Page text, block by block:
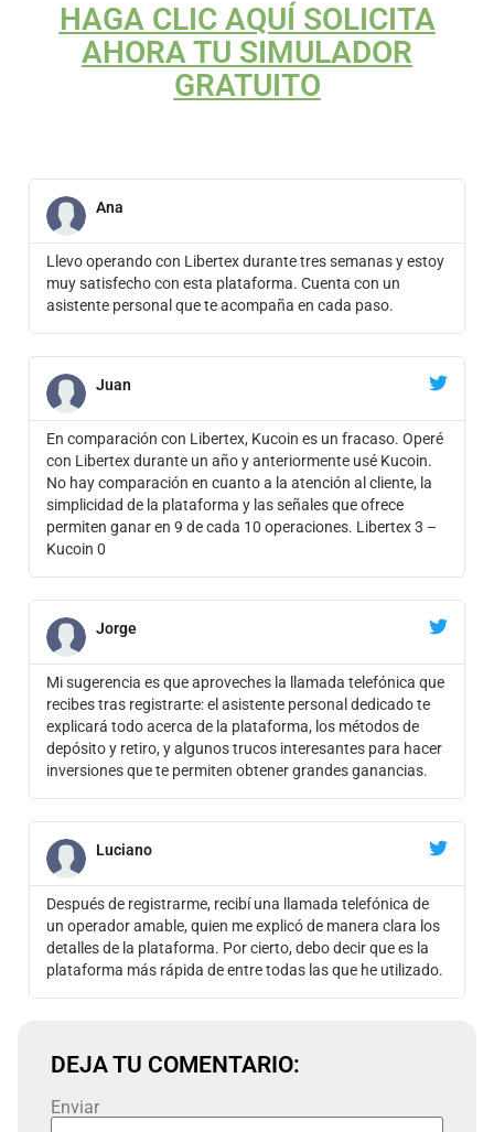
HAGA CLIC AQUÍ SOLICITA
AHORA TU SIMULADOR
GRATUITO
Ana
Llevo operando con Libertex durante tres semanas y estoy
muy satisfecho con esta plataforma. Cuenta con un
asistente personal que te acompaña en cada paso.
Juan
En comparación con Libertex, Kucoin es un fracaso. Operé
con Libertex durante un año y anteriormente usé Kucoin.
No hay comparación en cuanto a la atención al cliente, la
simplicidad de la plataforma y las señales que ofrece
permiten ganar en 9 de cada 10 operaciones. Libertex 3 –
Kucoin 0
Jorge
Mi sugerencia es que aproveches la llamada telefónica que
recibes tras registrarte: el asistente personal dedicado te
explicará todo acerca de la plataforma, los métodos de
depósito y retiro, y algunos trucos interesantes para hacer
inversiones que te permiten obtener grandes ganancias.
Luciano
Después de registrarme, recibí una llamada telefónica de
un operador amable, quien me explicó de manera clara los
detalles de la plataforma. Por cierto, debo decir que es la
plataforma más rápida de entre todas las que he utilizado.
DEJA TU COMENTARIO:
Enviar